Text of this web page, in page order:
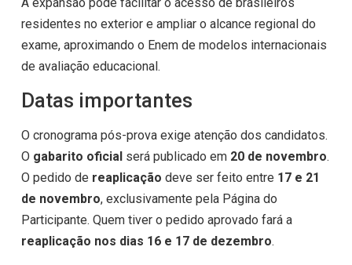
A expansão pode facilitar o acesso de brasileiros
residentes no exterior e ampliar o alcance regional do
exame, aproximando o Enem de modelos internacionais
de avaliação educacional.
Datas importantes
O cronograma pós-prova exige atenção dos candidatos.
O gabarito oficialserá publicado em 20 de novembro.
O pedido de reaplicação deve ser feito entre 17 e 21
de novembro, exclusivamente pela Página do
Participante. Quem tiver o pedido aprovado fará a
reaplicação nos dias 16 e 17 de dezembro.